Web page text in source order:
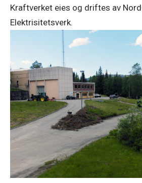
Kraftverket eies og driftes av
Elektrisitetsverk.